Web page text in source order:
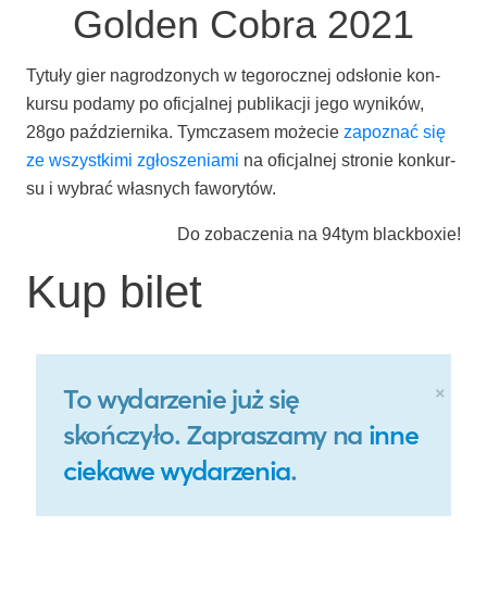
Golden Cobra 2021
Tytu­ły gier nagro­dzo­nych w tego­rocz­nej odsło­nie kon­
kur­su poda­my po ofi­cjal­nej publi­ka­cji jego wyni­ków,
28go paź­dzier­ni­ka. Tym­cza­sem może­cie zapo­znać się
ze wszyst­ki­mi zgło­sze­nia­mi na ofi­cjal­nej stro­nie kon­kur­
su i wybrać wła­snych faworytów.
Do zoba­cze­nia na 94tym blackboxie!
Kup bilet